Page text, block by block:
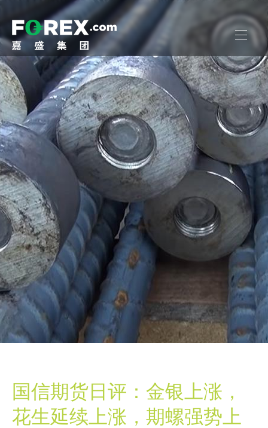
国信期货日评：金银上涨，
花生延续上涨，期螺强势上